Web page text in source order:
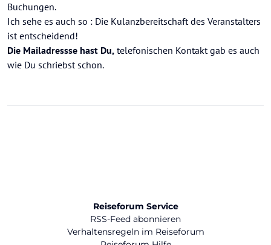
Buchungen.
Ich sehe es auch so : Die Kulanzbereitschaft des Veranstalters
ist entscheidend!
Die Mailadressse hast Du, telefonischen Kontakt gab es auch
wie Du schriebst schon.
Reiseforum Service
RSS-Feed abonnieren
Verhaltensregeln im Reiseforum